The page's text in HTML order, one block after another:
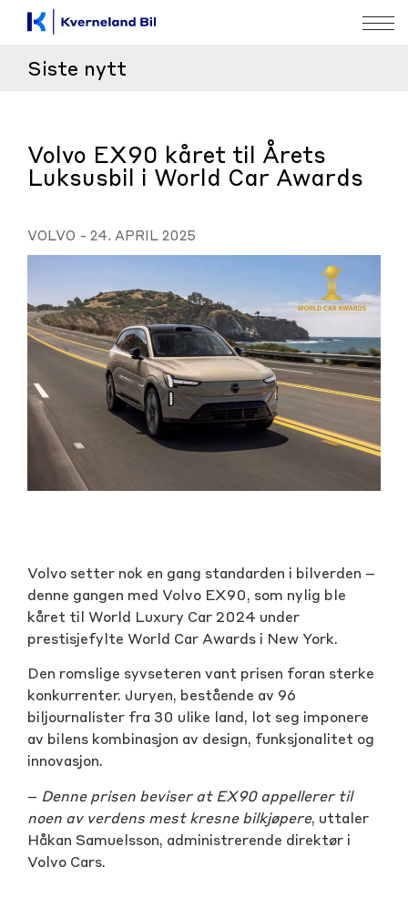
Siste nytt
Volvo EX90 kåret til Årets
Luksusbil i World Car Awards
VOLVO - 24. APRIL 2025
Volvo setter nok en gang standarden i bilverden –
denne gangen med Volvo EX90, som nylig ble
kåret til World Luxury Car 2024 under
prestisjefylte World Car Awards i New York.
Den romslige syvseteren vant prisen foran sterke
konkurrenter. Juryen, bestående av 96
biljournalister fra 30 ulike land, lot seg imponere
av bilens kombinasjon av design, funksjonalitet og
innovasjon.
– Denne prisen beviser at EX90 appellerer til
noen av verdens mest kresne bilkjøpere, uttaler
Håkan Samuelsson, administrerende direktør i
Volvo Cars.